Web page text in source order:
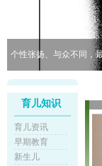
个性张扬、与众不同，
育儿知识
育儿资讯
早期教育
新生儿